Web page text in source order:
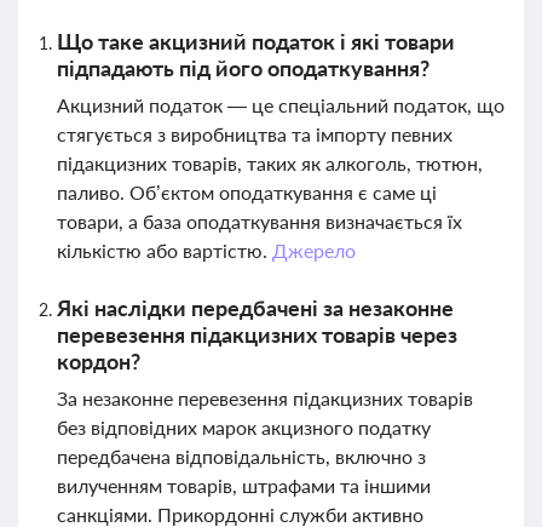
Що таке акцизний податок і які товари
підпадають під його оподаткування?
Акцизний податок — це спеціальний податок, що
стягується з виробництва та імпорту певних
підакцизних товарів, таких як алкоголь, тютюн,
паливо. Об’єктом оподаткування є саме ці
товари, а база оподаткування визначається їх
кількістю або вартістю. Джерело
Які наслідки передбачені за незаконне
перевезення підакцизних товарів через
кордон?
За незаконне перевезення підакцизних товарів
без відповідних марок акцизного податку
передбачена відповідальність, включно з
вилученням товарів, штрафами та іншими
санкціями. Прикордонні служби активно